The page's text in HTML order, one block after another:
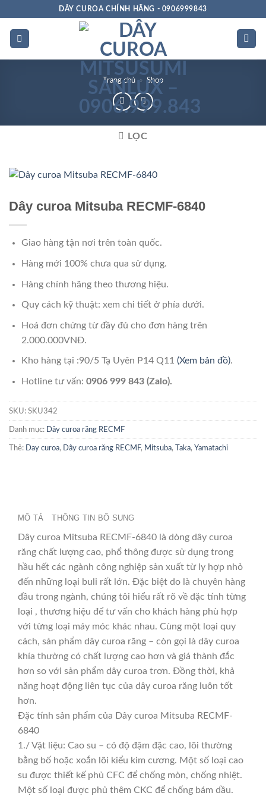
dung
DÂY CUROA CHÍNH HÃNG - 0906999843
Trang chủ » Shop
LỌC
Dây curoa Mitsuba RECMF-6840
Giao hàng tận nơi trên toàn quốc.
Hàng mới 100% chưa qua sử dụng.
Hàng chính hãng theo thương hiệu.
Quy cách kỹ thuật: xem chi tiết ở phía dưới.
Hoá đơn chứng từ đầy đủ cho đơn hàng trên
2.000.000VNĐ.
Kho hàng tại :90/5 Tạ Uyên P14 Q11 (Xem bản đồ).
Hotline tư vấn: 0906 999 843 (Zalo).
SKU: SKU342
Danh mục: Dây curoa răng RECMF
Thẻ: Day curoa, Dây curoa răng RECMF, Mitsuba, Taka, Yamatachi
MÔ TẢ THÔNG TIN BỔ SUNG
Dây curoa Mitsuba RECMF-6840 là dòng dây curoa
răng chất lượng cao, phổ thông được sử dụng trong
hầu hết các ngành công nghiệp sản xuất từ ly hợp nhỏ
đến những loại buli rất lớn. Đặc biệt do là chuyên hàng
đầu trong ngành, chúng tôi hiểu rất rõ về đặc tính từng
loại , thương hiệu để tư vấn cho khách hàng phù hợp
với từng loại máy móc khác nhau. Cùng một loại quy
cách, sản phẩm dây curoa răng – còn gọi là dây curoa
khía thường có chất lượng cao hơn và giá thành đắc
hơn so với sản phẩm dây curoa trơn. Đồng thời, khả
năng hoạt động liên tục của dây curoa răng luôn tốt
hơn.
Đặc tính sản phẩm của Dây curoa Mitsuba RECMF-
6840
1./ Vật liệu: Cao su – có độ đậm đặc cao, lõi thường
bằng bố hoặc xoắn lõi kiểu kim cương. Một số loại cao
su được thiết kế phủ CFC để chống mòn, chống nhiệt.
Một số loại được phủ thêm CKC để chống bám dầu.